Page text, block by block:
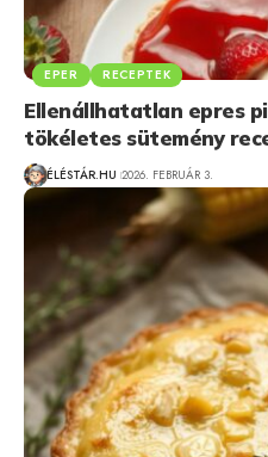
EPER RECEPTEK
Ellenállhatatlan epres
tökéletes sütemény
ÉLÉSTÁR.HU 2026. FEBRUÁR 3.